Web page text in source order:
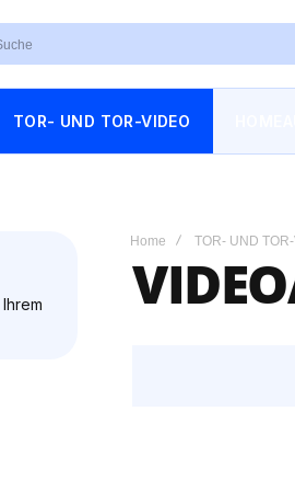
TOR- UND TOR-VIDEO
Home TOR- UND